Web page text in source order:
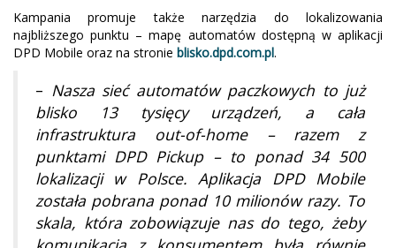
Kampania promuje także narzędzia do lokalizowania
najbliższego punktu – mapę automatów dostępną w aplikacji
DPD Mobile oraz na stronie blisko.dpd.com.pl.
– Nasza sieć automatów paczkowych to już
blisko 13 tysięcy urządzeń, a cała
infrastruktura out-of-home – razem z
punktami DPD Pickup – to ponad 34 500
lokalizacji w Polsce. Aplikacja DPD Mobile
została pobrana ponad 10 milionów razy. To
skala, która zobowiązuje nas do tego, żeby